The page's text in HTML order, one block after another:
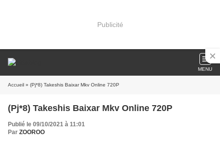
Publicité
MENU
Accueil » (Pj*8) Takeshis Baixar Mkv Online 720P
(Pj*8) Takeshis Baixar Mkv Online 720P
Publié le 09/10/2021 à 11:01
Par ZOOROO